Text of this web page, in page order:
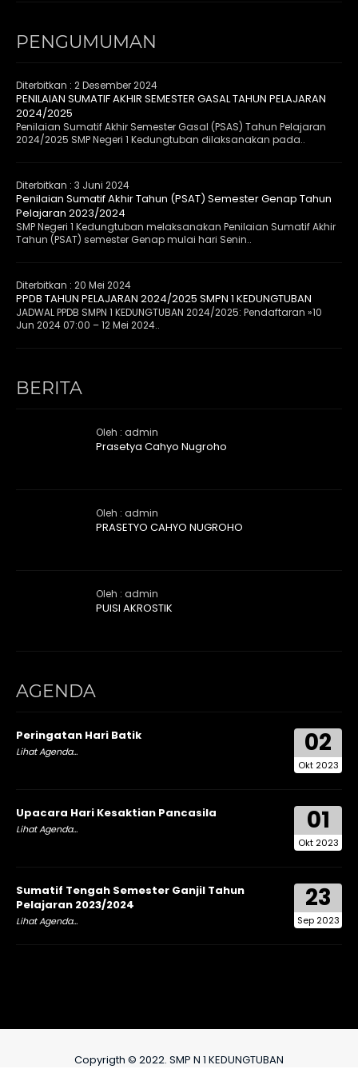
PENGUMUMAN
Diterbitkan : 2 Desember 2024
PENILAIAN SUMATIF AKHIR SEMESTER GASAL TAHUN PELAJARAN
2024/2025
Penilaian Sumatif Akhir Semester Gasal (PSAS) Tahun Pelajaran
2024/2025 SMP Negeri 1 Kedungtuban dilaksanakan pada..
Diterbitkan : 3 Juni 2024
Penilaian Sumatif Akhir Tahun (PSAT) Semester Genap Tahun
Pelajaran 2023/2024
SMP Negeri 1 Kedungtuban melaksanakan Penilaian Sumatif Akhir
Tahun (PSAT) semester Genap mulai hari Senin..
Diterbitkan : 20 Mei 2024
PPDB TAHUN PELAJARAN 2024/2025 SMPN 1 KEDUNGTUBAN
JADWAL PPDB SMPN 1 KEDUNGTUBAN 2024/2025: Pendaftaran »10
Jun 2024 07:00 – 12 Mei 2024..
BERITA
Oleh : admin
Prasetya Cahyo Nugroho
Oleh : admin
PRASETYO CAHYO NUGROHO
Oleh : admin
PUISI AKROSTIK
AGENDA
02
Okt 2023
Peringatan Hari Batik
Lihat Agenda...
01
Okt 2023
Upacara Hari Kesaktian Pancasila
Lihat Agenda...
23
Sep 2023
Sumatif Tengah Semester Ganjil Tahun
Pelajaran 2023/2024
Lihat Agenda...
Copyrigth © 2022. SMP N 1 KEDUNGTUBAN